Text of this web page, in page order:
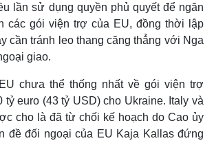
Multimedia
lần sử dụng quyền phủ quyết để ngăn
các gói viện trợ của EU, đồng thời lập
cần tránh leo thang căng thẳng với Nga
giao.
chưa thể thống nhất về gói viện trợ
tỷ euro (43 tỷ USD) cho Ukraine. Italy và
cho là đã từ chối kế hoạch do Cao ủy
đề đối ngoại của EU Kaja Kallas đứng